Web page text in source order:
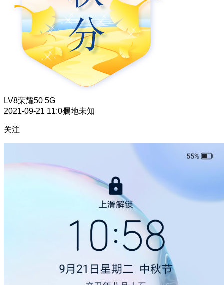
LV8荣耀50 5G
2021-09-21 11:04属地未知
关注